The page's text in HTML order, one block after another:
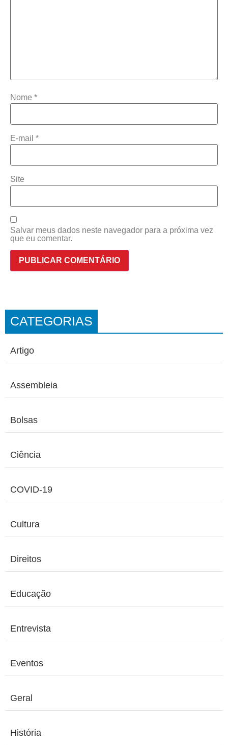
Nome *
E-mail *
Site
Salvar meus dados neste navegador para a próxima vez
que eu comentar.
CATEGORIAS
Artigo
Assembleia
Bolsas
Ciência
COVID-19
Cultura
Direitos
Educação
Entrevista
Eventos
Geral
História